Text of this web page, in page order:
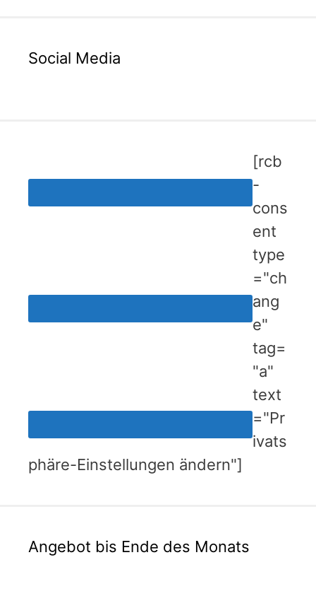
Social Media
[rcb
-
cons
ent
type
="ch
ang
e"
tag=
"a"
text
="Pr
ivats
phäre-Einstellungen ändern"]
Angebot bis Ende des Monats